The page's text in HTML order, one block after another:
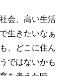
会、高い生活
生きたいなぁ
、どこに住ん
ではないかも